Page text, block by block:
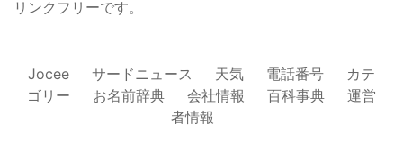
リンクフリーです。
Jocee サードニュース 天気 電話番号
カテ
ゴリー
お名前辞典 会社情報 百科事典
運営
者情報